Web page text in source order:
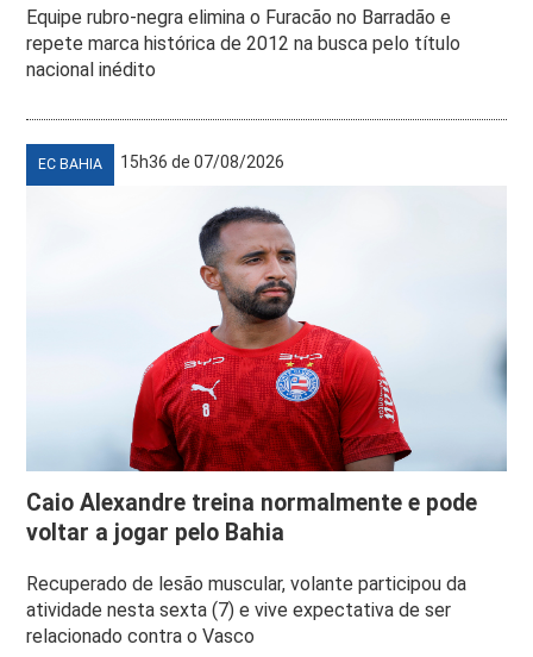
Equipe rubro-negra elimina o Furacão no Barradão e
repete marca histórica de 2012 na busca pelo título
nacional inédito
EC BAHIA 15h36 de 07/08/2026
Caio Alexandre treina normalmente e pode
voltar a jogar pelo Bahia
Recuperado de lesão muscular, volante participou da
atividade nesta sexta (7) e vive expectativa de ser
relacionado contra o Vasco